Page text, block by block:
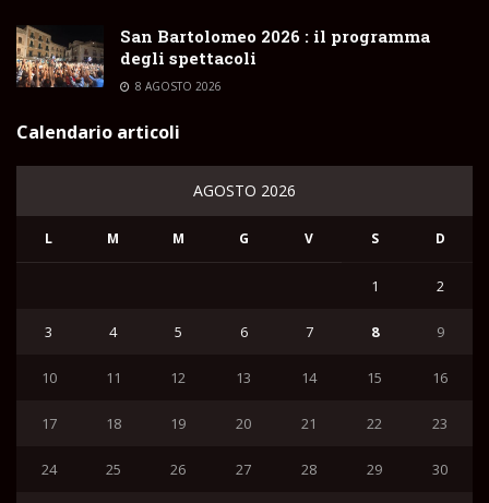
San Bartolomeo 2026 : il programma
degli spettacoli
8 AGOSTO 2026
Calendario articoli
AGOSTO 2026
L M M G V S D
1 2
3 4 5 6 7 8 9
10 11 12 13 14 15 16
17 18 19 20 21 22 23
24 25 26 27 28 29 30